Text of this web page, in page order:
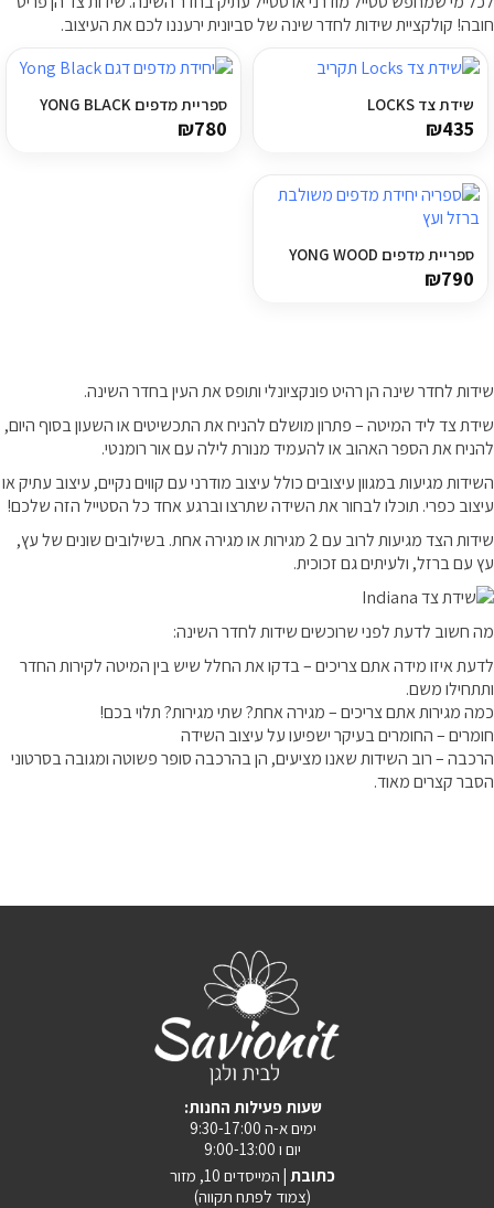
ריהוט למרפסת
עודפים
קטלוג צבעים
עבודות אחרונות
צור קשר
הצהרת נגישות
התחבר / הרשם
חובה! קולקציית שידות לחדר שינה של סביונית ירעננו לכם את העיצוב.
שידת צד LOCKS
₪435
ספריית מדפים YONG BLACK
₪780
ספריית מדפים YONG WOOD
₪790
שידות לחדר שינה הן רהיט פונקציונלי ותופס את העין בחדר השינה.
שידת צד ליד המיטה – פתרון מושלם להניח את התכשיטים או השעון בסוף היום,
להניח את הספר האהוב או להעמיד מנורת לילה עם אור רומנטי.
השידות מגיעות במגוון עיצובים כולל עיצוב מודרני עם קווים נקיים, עיצוב עתיק או
עיצוב כפרי. תוכלו לבחור את השידה שתרצו וברגע אחד כל הסטייל הזה שלכם!
שידות הצד מגיעות לרוב עם 2 מגירות או מגירה אחת. בשילובים שונים של עץ,
עץ עם ברזל, ולעיתים גם זכוכית.
מה חשוב לדעת לפני שרוכשים שידות לחדר השינה:
לדעת איזו מידה אתם צריכים – בדקו את החלל שיש בין המיטה לקירות החדר
ותתחילו משם.
כמה מגירות אתם צריכים – מגירה אחת? שתי מגירות? תלוי בכם!
חומרים – החומרים בעיקר ישפיעו על עיצוב השידה
הרכבה – רוב השידות שאנו מציעים, הן בהרכבה סופר פשוטה ומגובה בסרטוני
הסבר קצרים מאוד.
:שעות פעילות החנות
ימים א-ה 9:30-17:00
יום ו 9:00-13:00
כתובת | המייסדים 10, מזור
(צמוד לפתח תקווה)